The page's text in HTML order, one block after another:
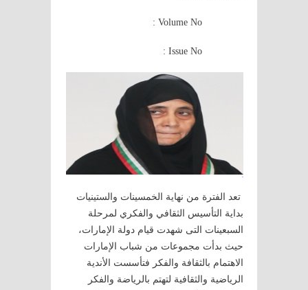
Volume No :
Issue No :
تعد الفترة من نهاية الخمسينات والستينيات
بداية التأسيس الثقافي والفكري لمرحلة
السبعينات التى شهدت قيام دولة الإمارات،
حيث بدأت مجموعات من شباب الإمارات
الاهتمام بالثقافة والفكر فتأسست الأندية
الرياضية والثقافية لتهتم بالرياضة والفكر